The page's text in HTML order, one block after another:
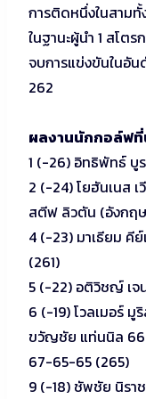
การติดหนึ่งในสาม
ในฐานะผู้นำ 1 สโต
จบการแข่งขันในอั
262
ผลงานนักกอล์ฟที่
1 (-26) อิทธิพัทธ์
2 (-24) โยฮันเนส
สตีฟ ลิวตัน (อังก
4 (-23) มาเธียม คี
(261)
5 (-22) อติวิชญ์ เ
6 (-19) โวลเมอร์
ขวัญชัย แท่นนิล
67-65-65 (265)
9 (-18) ชัพชัย นิร